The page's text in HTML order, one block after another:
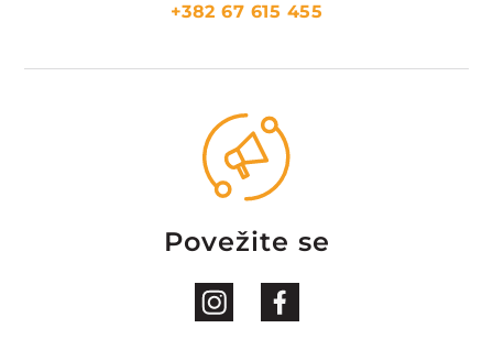
+382 67 615 455
Povežite se